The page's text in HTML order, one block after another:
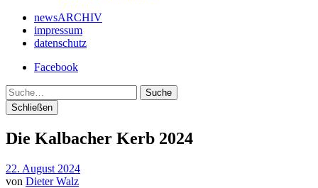
newsARCHIV
impressum
datenschutz
Facebook
Suche
Schließen
Die Kalbacher Kerb 2024
22. August 2024
von Dieter Walz